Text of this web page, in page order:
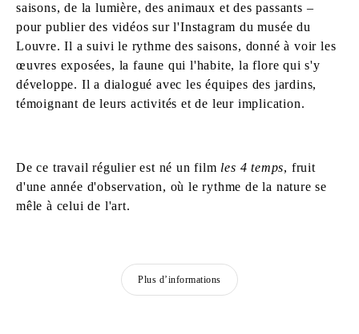
saisons, de la lumière, des animaux et des passants –
pour publier des vidéos sur l'Instagram du musée du
Louvre. Il a suivi le rythme des saisons, donné à voir les
œuvres exposées, la faune qui l'habite, la flore qui s'y
développe. Il a dialogué avec les équipes des jardins,
témoignant de leurs activités et de leur implication.
De ce travail régulier est né un film les 4 temps, fruit
d'une année d'observation, où le rythme de la nature se
mêle à celui de l'art.
Plus d’informations